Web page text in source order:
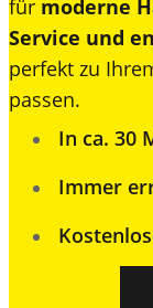
für moderne
Service und
perfekt zu
passen.
In ca. 30
Immer